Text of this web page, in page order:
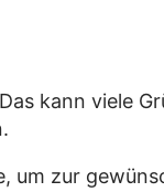
kann viele
um zur